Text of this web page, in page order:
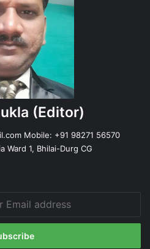
(Editor)
Mobile: +91 98271 56570
Ward 1, Bhilai-Durg CG